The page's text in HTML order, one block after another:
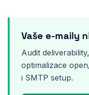
Vaše e-maily
Audit
optimalizace
i SMTP setup.